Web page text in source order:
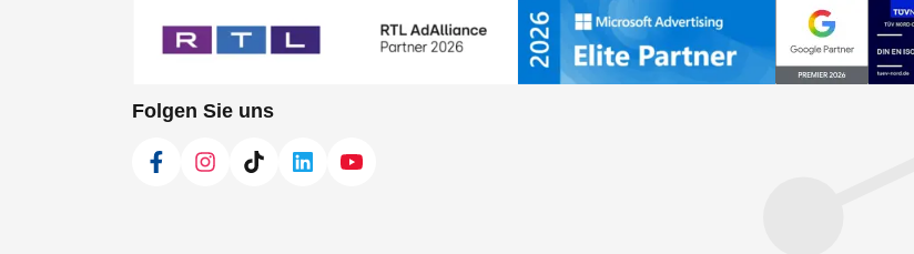
Folgen Sie uns